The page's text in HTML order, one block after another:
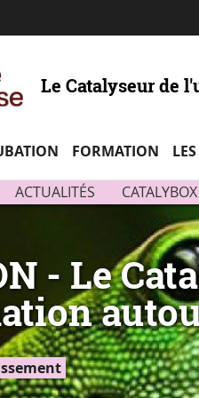
Le Catalyseur de
FORMATION
ACTUALITÉS CATALYBOX
- Le